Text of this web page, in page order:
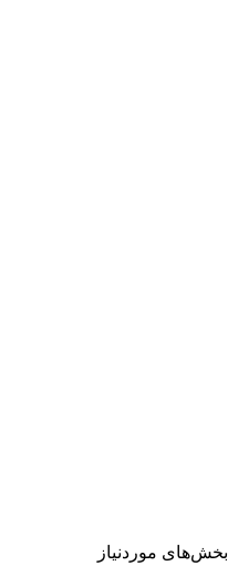
بخش‌های موردنیاز